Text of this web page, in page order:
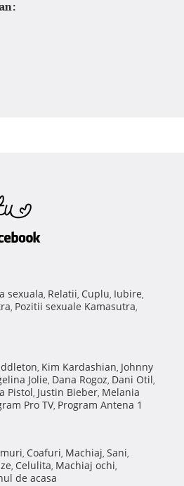
sexuala, Relatii, Cuplu, Iubire,
, Pozitii sexuale Kamasutra,
, Kim Kardashian, Johnny
Jolie, Dana Rogoz, Dani Otil,
Pistol, Justin Bieber, Melania
Pro TV, Program Antena 1
, Coafuri, Machiaj, Sani,
, Celulita, Machiaj ochi,
de acasa